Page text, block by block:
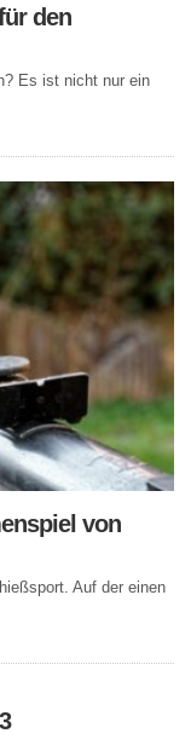
den
Es ist nicht nur ein
von
Auf der einen